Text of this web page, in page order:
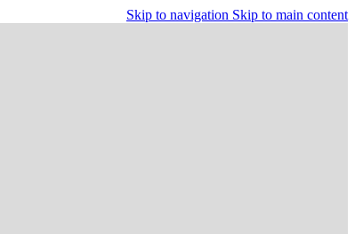
Skip to navigation Skip to main content